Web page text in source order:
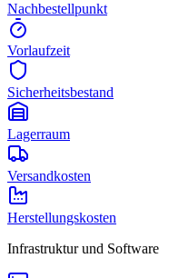
Nachbestellpunkt
Vorlaufzeit
Sicherheitsbestand
Lagerraum
Versandkosten
Herstellungskosten
Infrastruktur und Software